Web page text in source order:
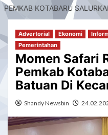
PEMKAB KOTABARU
Advertorial Ekonomi
Pemerintahan
Momen Safari
Pemkab
Batuan Di
Shandy Newsbin